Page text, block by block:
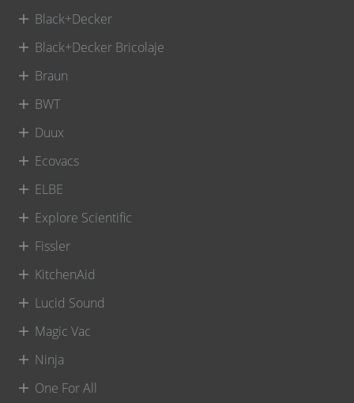
Black+Decker
Black+Decker Bricolaje
Braun
BWT
Duux
Ecovacs
ELBE
Explore Scientific
Fissler
KitchenAid
Lucid Sound
Magic Vac
Ninja
One For All